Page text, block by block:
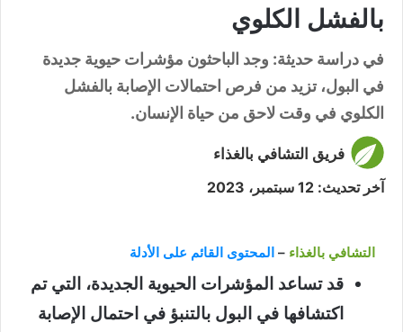
بالفشل الكلوي
في دراسة حديثة: وجد الباحثون مؤشرات حيوية جديدة
في البول، تزيد من فرص احتمالات الإصابة بالفشل
الكلوي في وقت لاحق من حياة الإنسان.
فريق التشافي بالغذاء
آخر تحديث: 12 سبتمبر، 2023
التشافي بالغذاء – المحتوى القائم على الأدلة
قد تساعد المؤشرات الحيوية الجديدة، التي تم
اكتشافها في البول بالتنبؤ في احتمال الإصابة